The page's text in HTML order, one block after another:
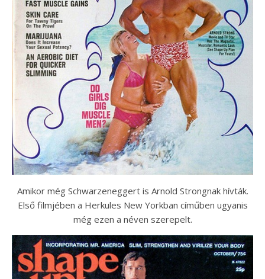
Amikor még Schwarzeneggert is Arnold Strongnak hívták.
Első filmjében a Herkules New Yorkban címűben ugyanis
még ezen a néven szerepelt.